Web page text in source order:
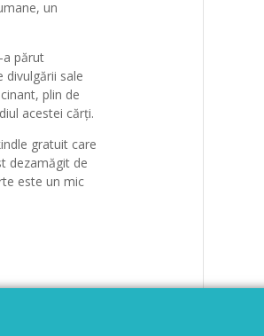
un
a părut
sale
plin de
acestei cărți.
gratuit care
dezamăgit de
este un mic